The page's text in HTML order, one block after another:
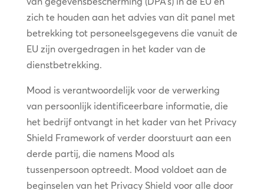
zich te houden aan het advies van dit panel met
betrekking tot personeelsgegevens die vanuit de
EU zijn overgedragen in het kader van de
dienstbetrekking.
Mood is verantwoordelijk voor de verwerking
van persoonlijk identificeerbare informatie, die
het bedrijf ontvangt in het kader van het Privacy
Shield Framework of verder doorstuurt aan een
derde partij, die namens Mood als
tussenpersoon optreedt. Mood voldoet aan de
beginselen van het Privacy Shield voor alle door